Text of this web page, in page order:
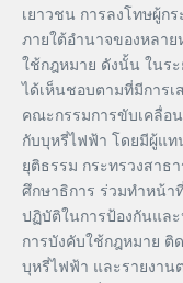
เยาวชน การลงโทษผู้ก
ภายใต้อำนาจของหลาย
ใช้กฎหมาย ดังนั้น ในร
ได้เห็นชอบตามที่มีการ
คณะกรรมการขับเคลื่อ
กับบุหรี่ไฟฟ้า โดยมีผู้แท
ยุติธรรม กระทรวงสาธ
ศึกษาธิการ ร่วมทำหน้า
ปฏิบัติในการป้องกันแล
การบังคับใช้กฎหมาย ติ
บุหรี่ไฟฟ้า และรายงาน